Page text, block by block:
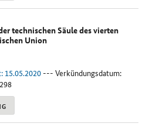
technischen Säule des vierten
Union
15.05.2020--- Verkündungsdatum: